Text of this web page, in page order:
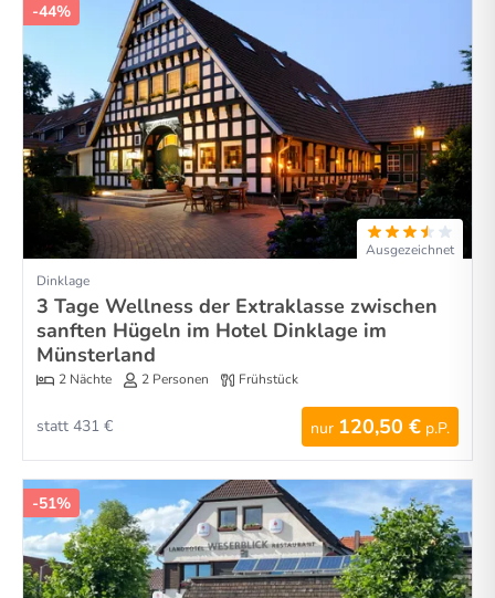
-44%
Ausgezeichnet
Dinklage
3 Tage Wellness der Extraklasse zwischen
sanften Hügeln im Hotel Dinklage im
Münsterland
2 Nächte 2 Personen Frühstück
nur 120,50 € p.P.
statt 431 €
-51%